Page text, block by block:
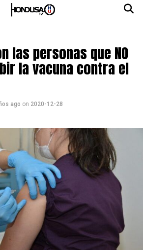
las personas que NO
la vacuna contra el
ago on 2020-12-28